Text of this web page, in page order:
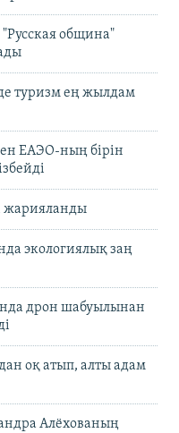
"Русская община"
туризм ең жылдам
ЕАЭО-ның бірін
жарияланды
экологиялық заң
дрон шабуылынан
оқ атып, алты адам
Алёхованың